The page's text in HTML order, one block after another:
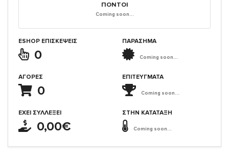
ΠΌΝΤΟΙ
Coming soon...
ESHOP ΕΠΙΣΚΈΨΕΙΣ
0
ΑΓΟΡΈΣ
0
ΈΧΕΙ ΣΥΛΛΈΞΕΙ
0,00€
ΠΑΡΑΣΗΜΑ
Coming soon...
ΕΠΙΤΕΎΓΜΑΤΑ
Coming soon...
ΣΤΗΝ ΚΑΤΆΤΑΞΗ
Coming soon...